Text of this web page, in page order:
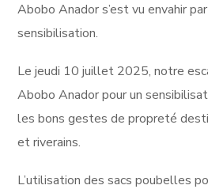
Abobo Anador s’est vu envahir
sensibilisation.
Le jeudi 10 juillet 2025, notre
Abobo Anador pour un
les bons gestes de propreté
et riverains.
L’utilisation des sacs poubelles